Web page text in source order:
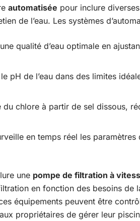
automatisée pour inclure
de l’eau. Les systèmes
qualité d’eau optimale en
pH de l’eau dans des limites
du chlore à partir de sel dissous,
en temps réel les paramètres
une pompe de filtration à
en fonction des besoins de
équipements peuvent être
propriétaires de gérer leur